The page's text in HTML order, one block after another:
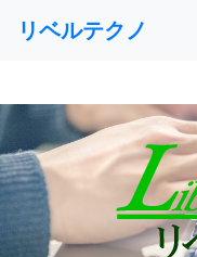
リベルテクノ